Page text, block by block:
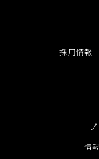
採用情報
情